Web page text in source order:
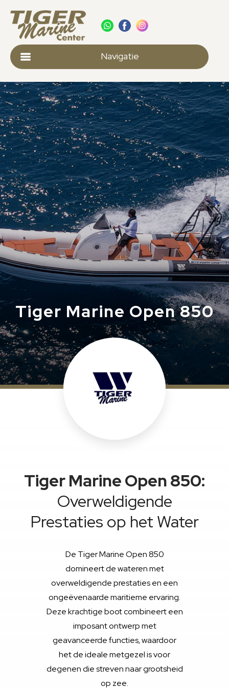
Navigatie
Tiger Marine Open 850
Tiger Marine Open 850:
Overweldigende
Prestaties op het Water
De Tiger Marine Open 850
domineert de wateren met
overweldigende prestaties en een
ongeëvenaarde maritieme ervaring.
Deze krachtige boot combineert een
imposant ontwerp met
geavanceerde functies, waardoor
het de ideale metgezel is voor
degenen die streven naar grootsheid
op zee.